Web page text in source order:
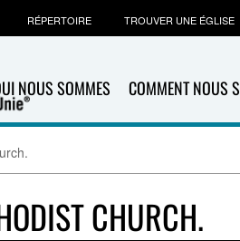
NOUS SOMMES COMMENT NOUS
RÉPERTOIRE TROUVER UNE ÉGLISE
CHURCH.